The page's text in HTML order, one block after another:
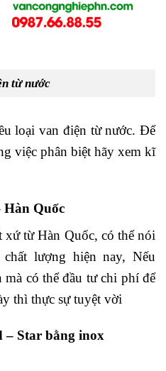
từ nước
loại van điện từ nước. Để
việc phân biệt hãy xem kĩ
Hàn Quốc
xứ từ Hàn Quốc, có thể nói
lượng hiện nay, Nếu
có thể đầu tư chi phí để
thì thực sự tuyệt vời
– Star bằng inox